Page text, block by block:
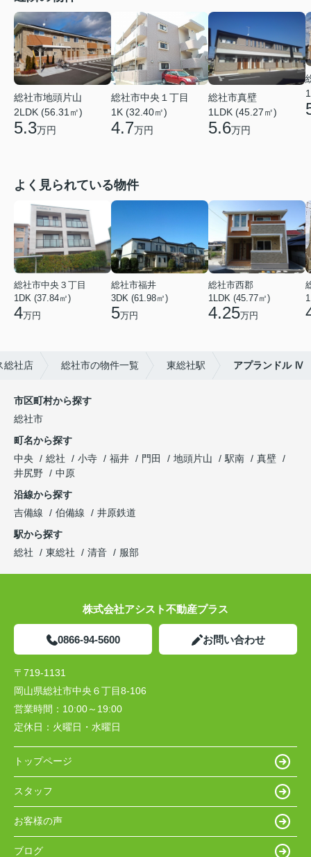
総社市地頭片山
2LDK (56.31㎡)
5.3万円
総社市中央１丁目
1K (32.40㎡)
4.7万円
総社市真壁
1LDK (45.27㎡)
5.6万円
よく見られている物件
総社市中央３丁目
1DK (37.84㎡)
4万円
総社市福井
3DK (61.98㎡)
5万円
総社市西郡
1LDK (45.77㎡)
4.25万円
総社店 総社市の物件一覧 東総社駅 アプランドル Ⅳ
市区町村から探す
総社市
町名から探す
中央
総社 小寺 福井 門田 地頭片山 駅南
真壁
井尻野
中原
沿線から探す
吉備線
伯備線
井原鉄道
駅から探す
総社
東総社 清音 服部
株式会社アシスト不動産プラス
0866-94-5600 お問い合わせ
〒719-1131
岡山県総社市中央６丁目8-106
営業時間： 10:00～19:00
定休日： 火曜日・水曜日
トップページ
スタッフ
お客様の声
ブログ